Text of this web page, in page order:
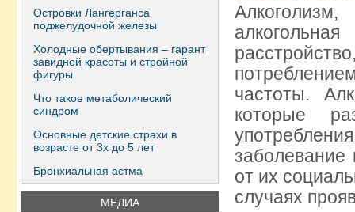
Островки Лангерганса
поджелудочной железы
Холодные обертывания – гарант
завидной красоты и стройной
фигуры
Что такое метаболический
синдром
Основные детские страхи в
возрасте от 3х до 5 лет
Бронхиальная астма
МЕДИА
частоты.
которые
заболевание
от их
случаях